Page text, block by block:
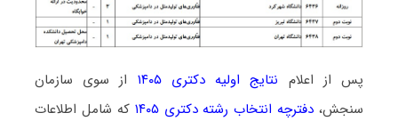
پس از اعلام نتایج اولیه دکتری ۱۴۰۵
از سوی سازمان
سنجش، دفترچه انتخاب رشته دکتری ۱۴۰۵
که شامل اطلاعات